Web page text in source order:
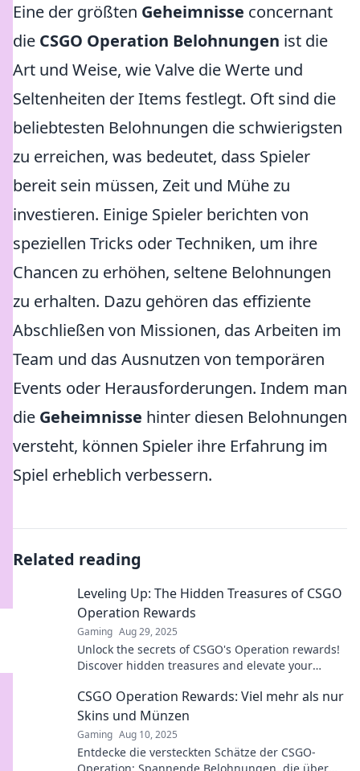
Eine der größten Geheimnisse concernant
die CSGO Operation Belohnungen ist die
Art und Weise, wie Valve die Werte und
Seltenheiten der Items festlegt. Oft sind die
beliebtesten Belohnungen die schwierigsten
zu erreichen, was bedeutet, dass Spieler
bereit sein müssen, Zeit und Mühe zu
investieren. Einige Spieler berichten von
speziellen Tricks oder Techniken, um ihre
Chancen zu erhöhen, seltene Belohnungen
zu erhalten. Dazu gehören das effiziente
Abschließen von Missionen, das Arbeiten im
Team und das Ausnutzen von temporären
Events oder Herausforderungen. Indem man
die Geheimnisse hinter diesen Belohnungen
versteht, können Spieler ihre Erfahrung im
Spiel erheblich verbessern.
Related reading
Leveling Up: The Hidden Treasures of CSGO
Operation Rewards
Gaming Aug 29, 2025
Unlock the secrets of CSGO's Operation rewards!
Discover hidden treasures and elevate your
CSGO Operation Rewards: Viel mehr als nur
Skins und Münzen
Gaming Aug 10, 2025
Entdecke die versteckten Schätze der CSGO-